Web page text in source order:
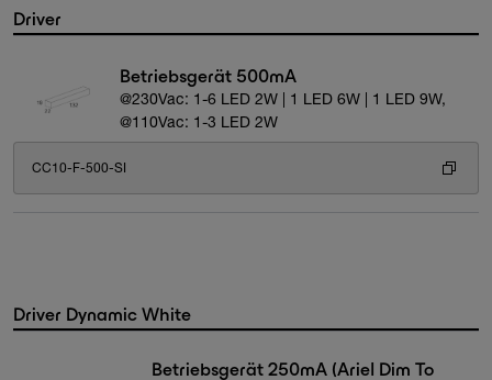
Driver
Betriebsgerät 500mA
@230Vac: 1-6 LED 2W | 1 LED 6W | 1 LED 9W,
@110Vac: 1-3 LED 2W
CC10-F-500-SI
Driver Dynamic White
Betriebsgerät 250mA (Ariel Dim To